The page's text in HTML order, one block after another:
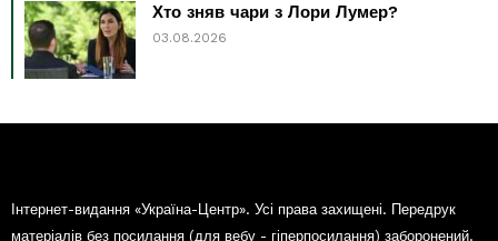
Хто зняв чари з Лори Лумер?
03.08.2026
Інтернет-видання «Україна-Центр». Усі права захищені. Передрук
матеріалів без посилання (для вебу - гіперпосилання) заборонений.